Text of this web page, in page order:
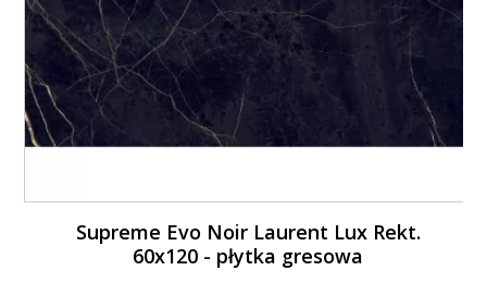
Supreme Evo Noir Laurent Lux Rekt.
60x120 - płytka gresowa